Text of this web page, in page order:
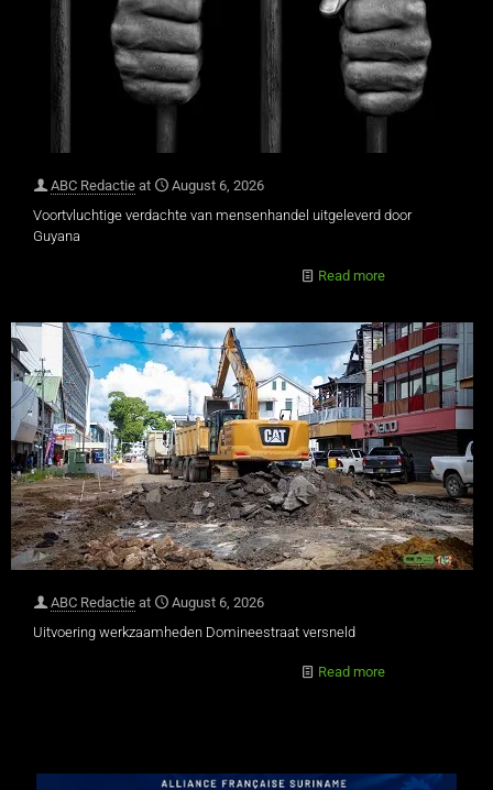
ABC Redactie at
August 6, 2026
Voortvluchtige verdachte van mensenhandel uitgeleverd door
Guyana
Read more
ABC Redactie at
August 6, 2026
Uitvoering werkzaamheden Domineestraat versneld
Read more